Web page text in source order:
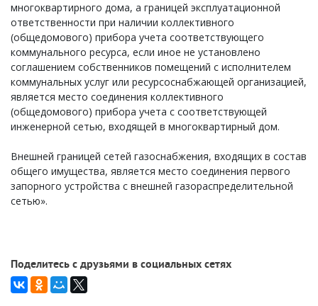
многоквартирного дома, а границей эксплуатационной
ответственности при наличии коллективного
(общедомового) прибора учета соответствующего
коммунального ресурса, если иное не установлено
соглашением собственников помещений с исполнителем
коммунальных услуг или ресурсоснабжающей организацией,
является место соединения коллективного
(общедомового) прибора учета с соответствующей
инженерной сетью, входящей в многоквартирный дом.
Внешней границей сетей газоснабжения, входящих в состав
общего имущества, является место соединения первого
запорного устройства с внешней газораспределительной
сетью».
Поделитесь с друзьями в социальных сетях